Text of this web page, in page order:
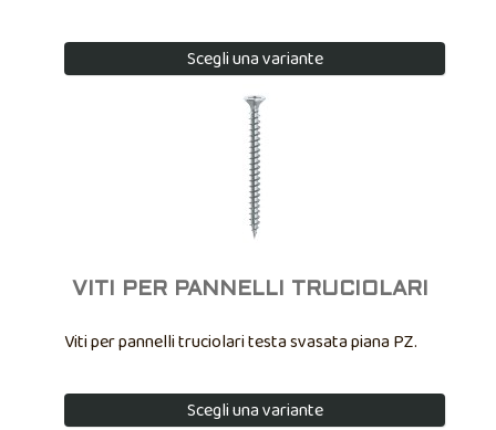
Scegli una variante
VITI PER PANNELLI TRUCIOLARI
Viti per pannelli truciolari testa svasata piana PZ.
Scegli una variante